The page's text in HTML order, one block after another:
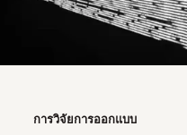
การวิจัยการออกแบบ